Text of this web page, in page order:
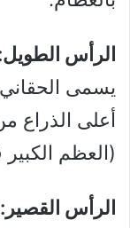
الرأس
يسمى
أعلى الذراع
(العظم
الرأس القصير: